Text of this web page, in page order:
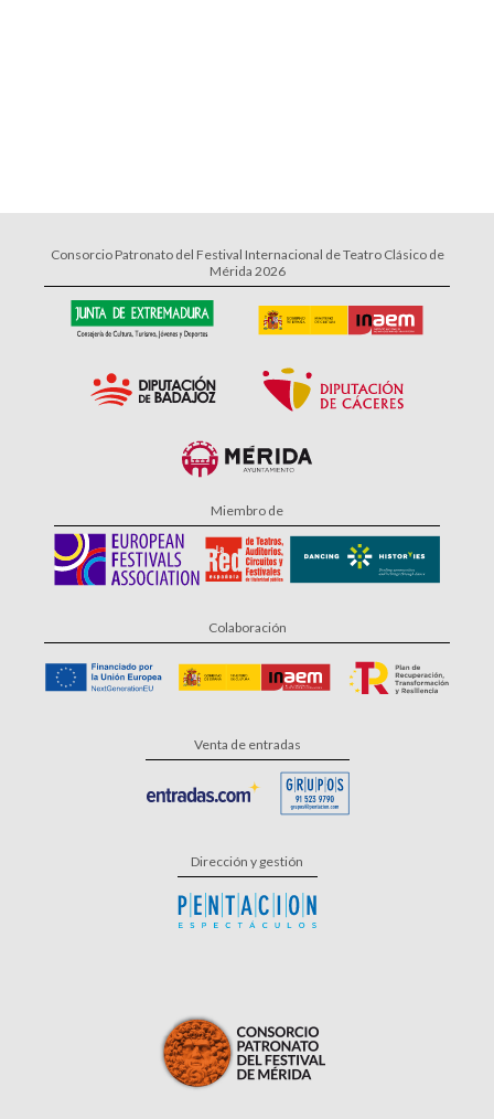
Consorcio Patronato del Festival Internacional de Teatro Clásico de
Mérida 2026
Miembro de
Colaboración
Venta de entradas
Dirección y gestión